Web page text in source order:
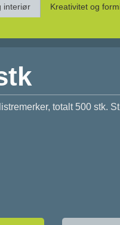
interiør Kreativitet og
totalt 500 stk.